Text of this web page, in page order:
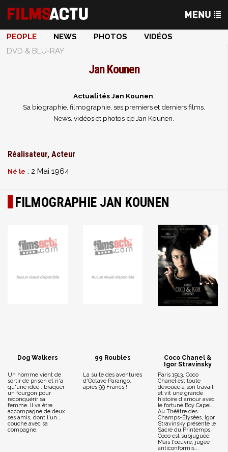
PEOPLE NEWS PHOTOS
VIDÉOS
DVD & BLU-RAY
Jan Kounen
Actualités Jan Kounen
Sa biographie, filmographie, ses premiers et derniers films.
News, vidéos et photos de Jan Kounen.
Réalisateur, Acteur
Né le : 2 Mai 1964
FILMOGRAPHIE JAN KOUNEN
Dog Walkers
Un homme vient de
sortir de prison et n'a
qu'une idée : braquer
un fourgon pour
reconquérir sa
femme. Il va être
accompagné de deux
ses amis, dont l'un...
couche avec sa
compagne.
99 Roubles
La suite des aventures
d'Octave Parango,
après 99 Francs !
Coco Chanel &
Igor Stravinsky
Paris 1913, Coco
Chanel est toute
dévouée à son travail
et vit une grande
histoire d'amour avec
le fortuné Boy Capel.
Au Théâtre des
Champs-Élysées, Igor
Stravinsky présente le
Sacre du Printemps.
Coco est subjuguée.
Mais l'œuvre, jugée
anticonformis...